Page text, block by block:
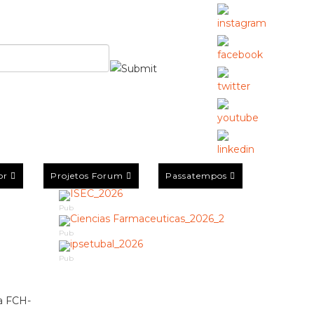
Projetos Forum Passatempos
FCH-
Pub
Pub
Pub